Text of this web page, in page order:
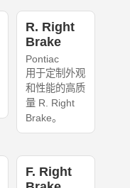
R. Right
Brake
Pontiac
用于定制外观
和性能的高质
量 R. Right
Brake。
F. Right